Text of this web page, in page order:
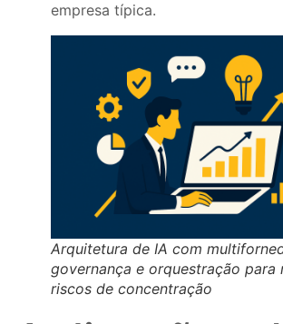
empresa típica.
Arquitetura de IA com
governança e orquestração para
riscos de concentração